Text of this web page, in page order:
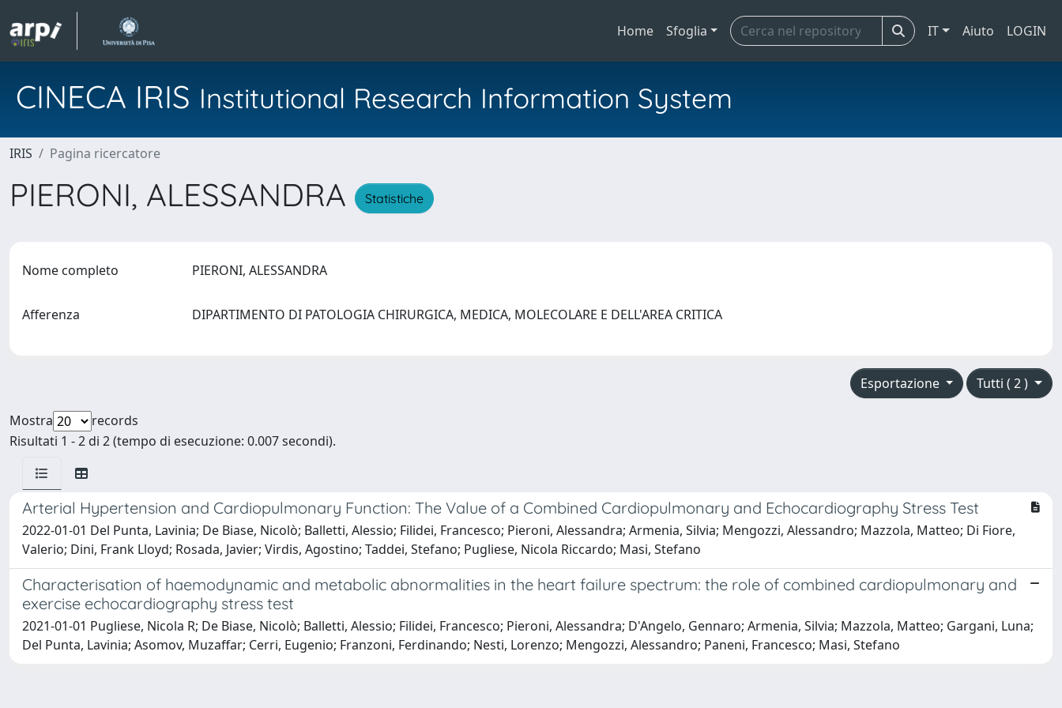
Home Sfoglia IT Aiuto LOGIN
CINECA IRIS Institutional Research Information System
IRIS Pagina ricercatore
PIERONI, ALESSANDRA Statistiche
Nome completo PIERONI, ALESSANDRA
Afferenza DIPARTIMENTO DI PATOLOGIA CHIRURGICA, MEDICA, MOLECOLARE E DELL'AREA CRITICA
Tutti ( 2 )
Esportazione
Mostra
records
Risultati 1 - 2 di 2 (tempo di esecuzione: 0.007 secondi).
Arterial Hypertension and Cardiopulmonary Function: The Value of a Combined Cardiopulmonary and Echocardiography Stress Test
2022-01-01 Del Punta, Lavinia; De Biase, Nicolò; Balletti, Alessio; Filidei, Francesco; Pieroni, Alessandra; Armenia, Silvia; Mengozzi, Alessandro; Mazzola, Matteo; Di Fiore,
Valerio; Dini, Frank Lloyd; Rosada, Javier; Virdis, Agostino; Taddei, Stefano; Pugliese, Nicola Riccardo; Masi, Stefano
Characterisation of haemodynamic and metabolic abnormalities in the heart failure spectrum: the role of combined cardiopulmonary and
exercise echocardiography stress test
2021-01-01 Pugliese, Nicola R; De Biase, Nicolò; Balletti, Alessio; Filidei, Francesco; Pieroni, Alessandra; D'Angelo, Gennaro; Armenia, Silvia; Mazzola, Matteo; Gargani, Luna;
Del Punta, Lavinia; Asomov, Muzaffar; Cerri, Eugenio; Franzoni, Ferdinando; Nesti, Lorenzo; Mengozzi, Alessandro; Paneni, Francesco; Masi, Stefano